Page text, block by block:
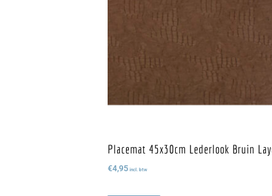
Placemat 45x30cm Lederlook Bruin
€4,95 incl. btw